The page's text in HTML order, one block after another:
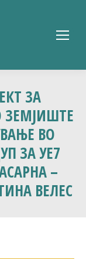
ЗА
ЗЕМЈИШТЕ
ВО
ЗА УЕ7
–
ВЕЛЕС